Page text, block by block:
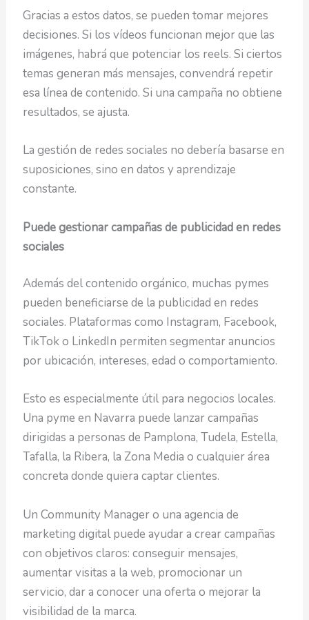
Gracias a estos datos, se pueden tomar mejores
decisiones. Si los vídeos funcionan mejor que las
imágenes, habrá que potenciar los reels. Si ciertos
temas generan más mensajes, convendrá repetir
esa línea de contenido. Si una campaña no obtiene
resultados, se ajusta.
La gestión de redes sociales no debería basarse en
suposiciones, sino en datos y aprendizaje
constante.
Puede gestionar campañas de publicidad en redes
sociales
Además del contenido orgánico, muchas pymes
pueden beneficiarse de la publicidad en redes
sociales. Plataformas como Instagram, Facebook,
TikTok o LinkedIn permiten segmentar anuncios
por ubicación, intereses, edad o comportamiento.
Esto es especialmente útil para negocios locales.
Una pyme en Navarra puede lanzar campañas
dirigidas a personas de Pamplona, Tudela, Estella,
Tafalla, la Ribera, la Zona Media o cualquier área
concreta donde quiera captar clientes.
Un Community Manager o una agencia de
marketing digital puede ayudar a crear campañas
con objetivos claros: conseguir mensajes,
aumentar visitas a la web, promocionar un
servicio, dar a conocer una oferta o mejorar la
visibilidad de la marca.